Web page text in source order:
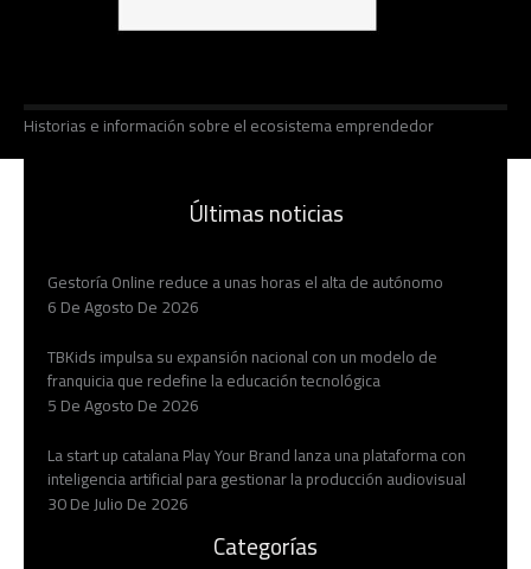
Historias e información sobre el ecosistema emprendedor
Últimas noticias
Gestoría Online reduce a unas horas el alta de autónomo
6 De Agosto De 2026
TBKids impulsa su expansión nacional con un modelo de
franquicia que redefine la educación tecnológica
5 De Agosto De 2026
La start up catalana Play Your Brand lanza una plataforma con
inteligencia artificial para gestionar la producción audiovisual
30 De Julio De 2026
Categorías